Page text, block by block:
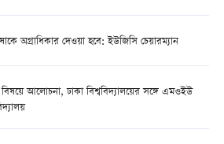
অগ্রাধিকার দেওয়া হবে: ইউজিসি চেয়ারম্যান
আলোচনা, ঢাকা বিশ্ববিদ্যালয়ের সঙ্গে এমওইউ